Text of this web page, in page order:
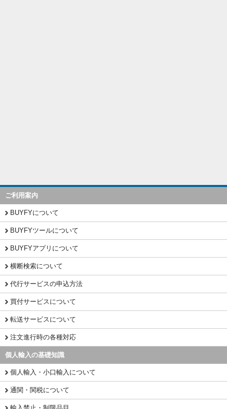
ご利用案内
BUYFYについて
BUYFYツールについて
BUYFYアプリについて
横断検索について
代行サービスの申込方法
買付サービスについて
転送サービスについて
注文進行時の各種対応
個人輸入の基礎知識
個人輸入・小口輸入について
通関・関税について